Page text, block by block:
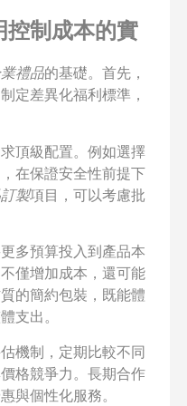
制成本的實
禮品的基礎。首先，
定差異化福利標準，
頂級配置。例如選擇
在保證安全性前提下
製項目，可以考慮批
多預算投入到產品本
僅增加成本，還可能
的簡約包裝，既能體
支出。
機制，定期比較不同
格競爭力。長期合作
與個性化服務。